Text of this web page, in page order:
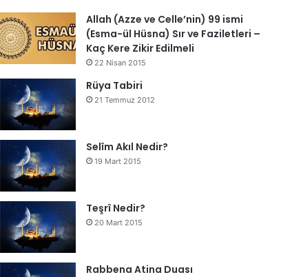
Allah (Azze ve Celle’nin) 99 ismi
(Esma-ül Hüsna) Sır ve Faziletleri –
Kaç Kere Zikir Edilmeli
22 Nisan 2015
Rüya Tabiri
21 Temmuz 2012
Selîm Akıl Nedir?
19 Mart 2015
Teşrî Nedir?
20 Mart 2015
Rabbena Atina Duası